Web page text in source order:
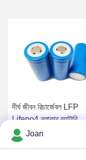
দীর্ঘ জীবন রিচার্জেবল LFP
Lifepo4 নলাকার ব্যাটারি
6000Mah BIS CE
Joan